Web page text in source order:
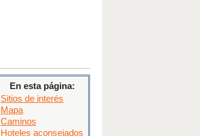
En esta página:
Sitios de interés
Mapa
Caminos
Hoteles aconsejados